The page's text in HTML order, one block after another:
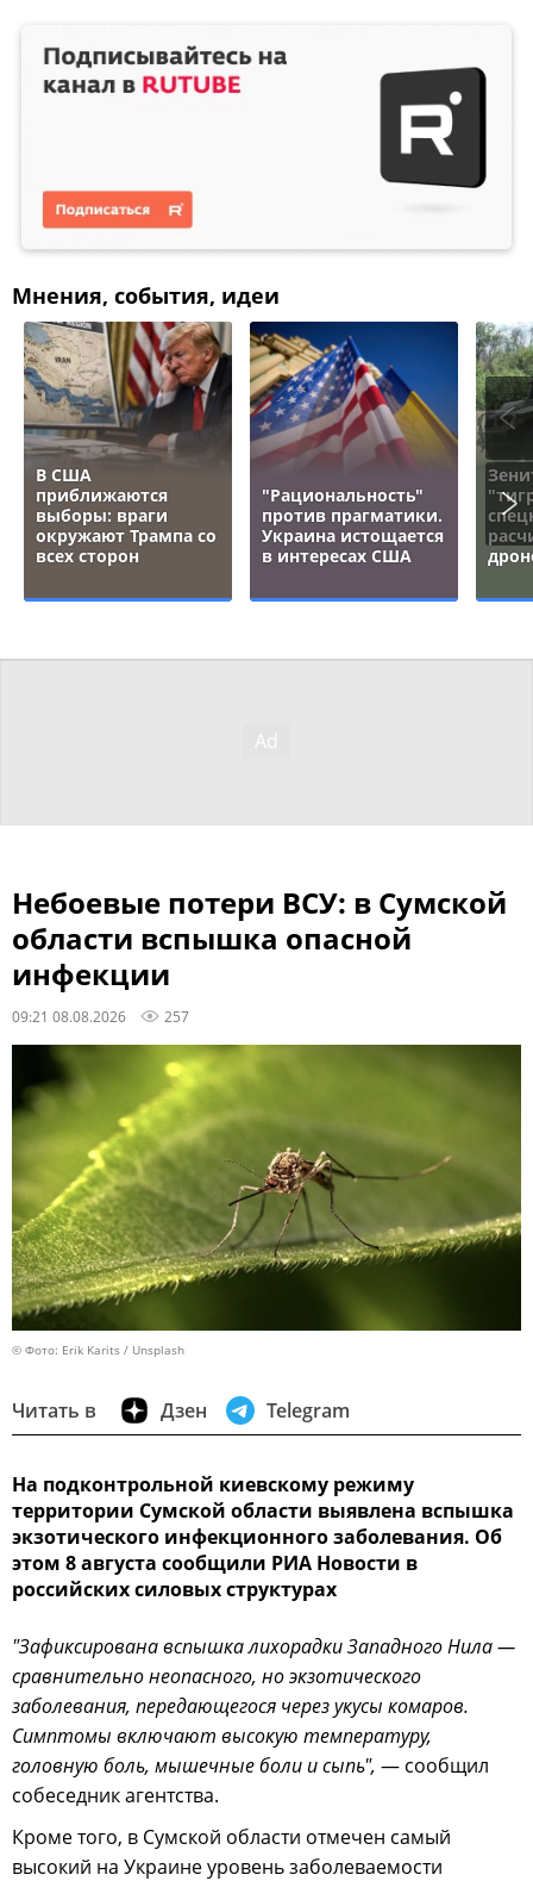
Мнения, события, идеи
В США
приближаются
выборы: враги
окружают Трампа со
всех сторон
"Рациональность"
против прагматики.
Украина истощается
в интересах США
Небоевые потери ВСУ: в Сумской
области вспышка опасной
инфекции
09:21 08.08.2026 257
© Фото: Erik Karits / Unsplash
Читать в Дзен Telegram
На подконтрольной киевскому режиму
территории Сумской области выявлена вспышка
экзотического инфекционного заболевания. Об
этом 8 августа сообщили РИА Новости в
российских силовых структурах
"Зафиксирована вспышка лихорадки Западного Нила —
сравнительно неопасного, но экзотического
заболевания, передающегося через укусы комаров.
Симптомы включают высокую температуру,
головную боль, мышечные боли и сыпь", — сообщил
собеседник агентства.
Кроме того, в Сумской области отмечен самый
высокий на Украине уровень заболеваемости